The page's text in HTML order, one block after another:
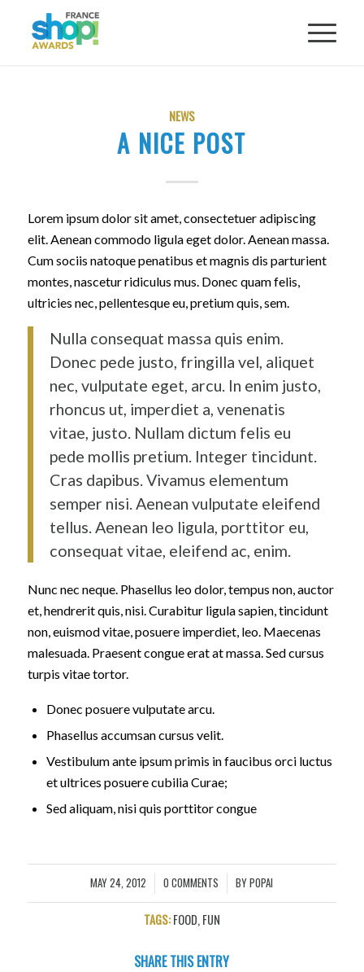
NEWS
A NICE POST
Lorem ipsum dolor sit amet, consectetuer adipiscing
elit. Aenean commodo ligula eget dolor. Aenean massa.
Cum sociis natoque penatibus et magnis dis parturient
montes, nascetur ridiculus mus. Donec quam felis,
ultricies nec, pellentesque eu, pretium quis, sem.
Nulla consequat massa quis enim.
Donec pede justo, fringilla vel, aliquet
nec, vulputate eget, arcu. In enim justo,
rhoncus ut, imperdiet a, venenatis
vitae, justo. Nullam dictum felis eu
pede mollis pretium. Integer tincidunt.
Cras dapibus. Vivamus elementum
semper nisi. Aenean vulputate eleifend
tellus. Aenean leo ligula, porttitor eu,
consequat vitae, eleifend ac, enim.
Nunc nec neque. Phasellus leo dolor, tempus non, auctor
et, hendrerit quis, nisi. Curabitur ligula sapien, tincidunt
non, euismod vitae, posuere imperdiet, leo. Maecenas
malesuada. Praesent congue erat at massa. Sed cursus
turpis vitae tortor.
Donec posuere vulputate arcu.
Phasellus accumsan cursus velit.
Vestibulum ante ipsum primis in faucibus orci luctus
et ultrices posuere cubilia Curae;
Sed aliquam, nisi quis porttitor congue
MAY 24, 2012
/ 0 COMMENTS
/ BYPOPAI
TAGS:FOOD, FUN
SHARE THIS ENTRY